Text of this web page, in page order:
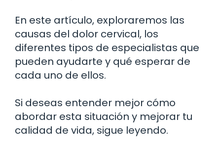
En este artículo, exploraremos las
causas del dolor cervical, los
diferentes tipos de especialistas que
pueden ayudarte y qué esperar de
cada uno de ellos.
Si deseas entender mejor cómo
abordar esta situación y mejorar tu
calidad de vida, sigue leyendo.